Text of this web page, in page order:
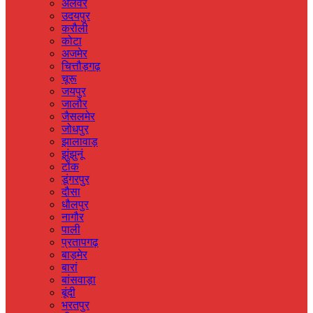
अलवर
उदयपुर
करौली
कोटा
अजमेर
चित्तौड़गढ़
चूरू
जयपुर
जालौर
जैसलमेर
जोधपुर
झालावाड़
झुंझुनूं
टोंक
डूंगरपुर
दौसा
धौलपुर
नागौर
पाली
प्रतापगढ़
बाड़मेर
बारां
बांसवाड़ा
बूंदी
भरतपुर